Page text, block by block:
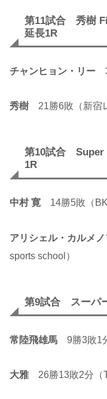
第11試合 秀樹
延長1R
チャンヒョン・リー
秀樹 21勝6敗（新宿
第10試合 Super
1R
中村 寛 14勝5敗（BK
アリシェル・カルメノ
sports school）
第9試合 スーパ
常陸飛雄馬 9勝3敗1
大雅26勝13敗2分（